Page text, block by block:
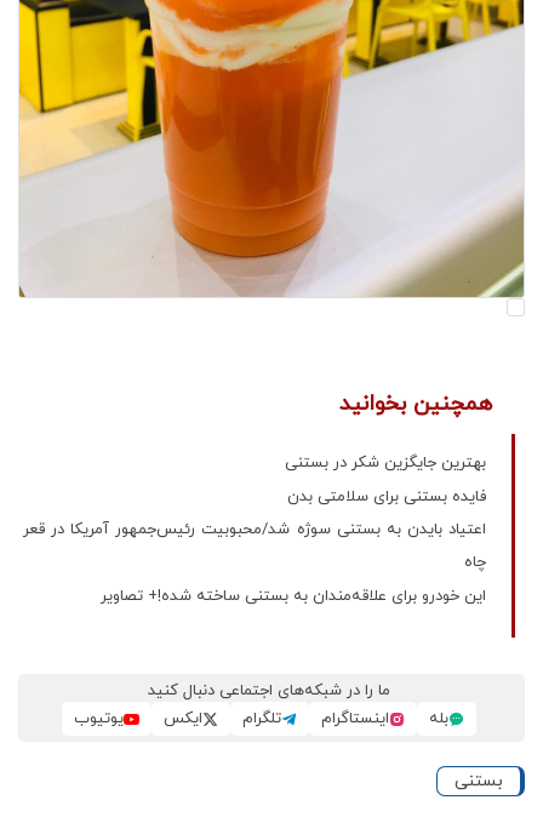
همچنین بخوانید
بهترین جایگزین شکر در بستنی
فایده بستنی برای سلامتی بدن
اعتیاد بایدن به بستنی‌ سوژه شد/محبوبیت رئیس‌جمهور آمریکا در قعر
چاه
این خودرو برای علاقه‌مندان به بستنی ساخته شده!+ تصاویر
ما را در شبکه‌های اجتماعی دنبال کنید
بله
اینستاگرام تلگرام ایکس یوتیوب
بستنی